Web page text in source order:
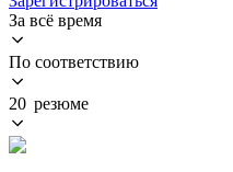
За всё время
По соответствию
20 резюме